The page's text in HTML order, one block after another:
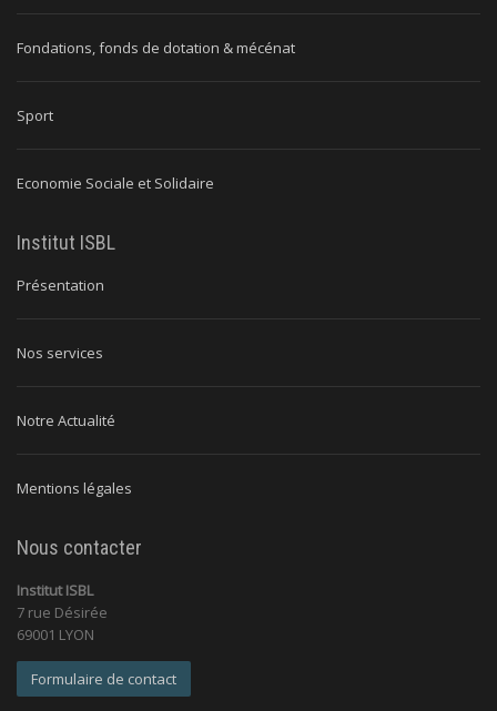
Fondations, fonds de dotation & mécénat
Sport
Economie Sociale et Solidaire
Institut ISBL
Présentation
Nos services
Notre Actualité
Mentions légales
Nous contacter
Institut ISBL
7 rue Désirée
69001 LYON
Formulaire de contact